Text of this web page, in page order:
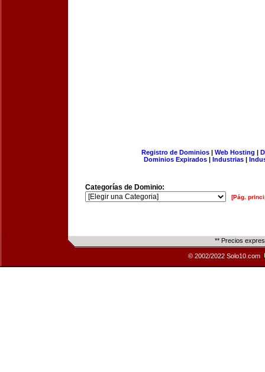
Registro de Dominios| Web Hosting |
Dominios Expirados | Industrias |
Categorías de Dominio:
[Pág.
** Precios
© 2002/2022 Solo10.com